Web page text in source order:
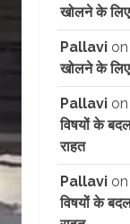
खोलने के लिए
Pallavion
खोलने के लिए
Pallavion
विषयों के
राहत
Pallavion
विषयों के